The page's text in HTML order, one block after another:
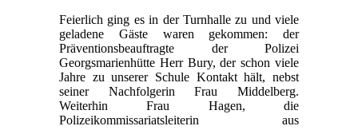
Feierlich ging es in der Turnhalle zu und viele
geladene Gäste waren gekommen: der
Präventionsbeauftragte der Polizei
Georgsmarienhütte Herr Bury, der schon viele
Jahre zu unserer Schule Kontakt hält, nebst
seiner Nachfolgerin Frau Middelberg.
Weiterhin Frau Hagen, die
Polizeikommissariatsleiterin aus